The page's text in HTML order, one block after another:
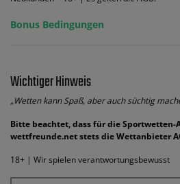
Bonus Bedingungen
Wichtiger Hinweis
„Wetten kann Spaß, aber auch süchtig
Bitte beachtet, dass für die Sportwetten-
wettfreunde.net stets die Wettanbieter
18+ | Wir spielen verantwortungsbewusst